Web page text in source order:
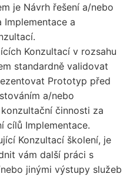
je Návrh řešení a/nebo
Implementace a
Konzultací v rozsahu
standardně validovat
Prototyp před
a/nebo
činnosti za
cílů Implementace.
Konzultací školení, je
vám další práci s
jinými výstupy služeb